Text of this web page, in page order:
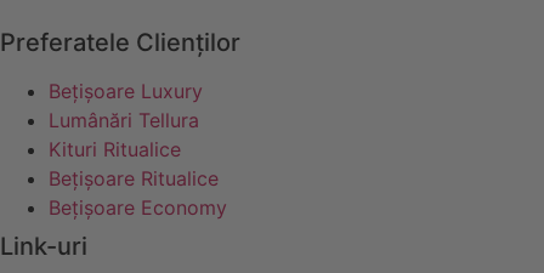
Preferatele Clienților
Bețișoare Luxury
Lumânări Tellura
Kituri Ritualice
Bețișoare Ritualice
Bețișoare Economy
Link-uri